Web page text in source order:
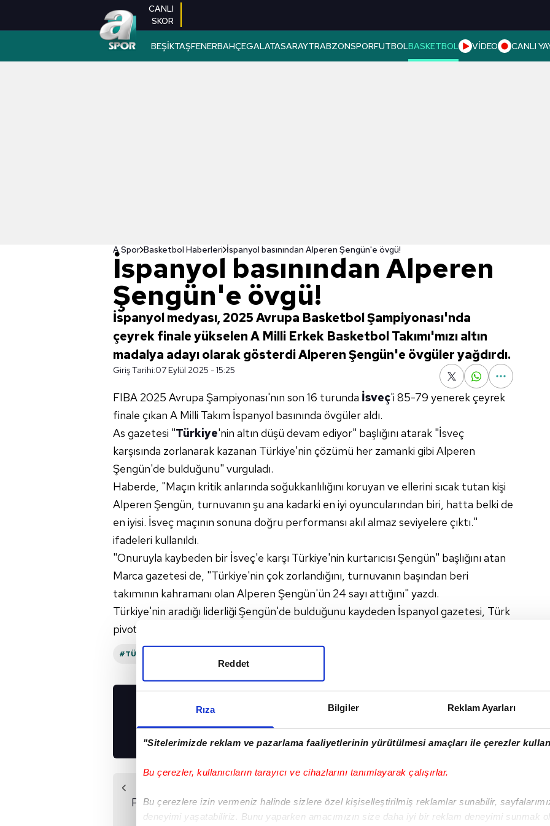
Rıza Bilgiler Reklam Ayarları
"Sitelerimizde reklam ve pazarlama faaliyetlerinin yürütülmesi amaçları ile çerezler
Bu çerezler, kullanıcıların tarayıcı ve cihazlarını tanımlayarak çalışırlar.
Bu çerezlere izin vermeniz halinde sizlere özel kişiselleştirilmiş reklamlar sunabilir,
deneyimi yaşatabiliriz. Bunu yaparken amacımızın size daha iyi bir reklam deneyimi sunmak
Reddet
CANLI
SKOR
BEŞİKTAŞFENERBAHÇEGALATASARAYTRABZONSPORFUTBOLBASKETBOL VİDEO CANLI
A Spor Basketbol Haberleri İspanyol basınından Alperen Şengün'e övgü!
İspanyol basınından Alperen
Şengün'e övgü!
İspanyol medyası, 2025 Avrupa Basketbol Şampiyonası'nda
çeyrek finale yükselen A Milli Erkek Basketbol Takımı'mızı altın
madalya adayı olarak gösterdi Alperen Şengün'e övgüler yağdırdı.
Giriş Tarihi:07 Eylül 2025 - 15:25
FIBA 2025 Avrupa Şampiyonası'nın son 16 turunda İsveç'i 85-79 yenerek çeyrek
finale çıkan A Milli Takım İspanyol basınında övgüler aldı.
As gazetesi "Türkiye'nin altın düşü devam ediyor" başlığını atarak "İsveç
karşısında zorlanarak kazanan Türkiye'nin çözümü her zamanki gibi Alperen
Şengün'de bulduğunu" vurguladı.
Haberde, "Maçın kritik anlarında soğukkanlılığını koruyan ve ellerini sıcak tutan kişi
Alperen Şengün, turnuvanın şu ana kadarki en iyi oyuncularından biri, hatta belki de
en iyisi. İsveç maçının sonuna doğru performansı akıl almaz seviyelere çıktı."
ifadeleri kullanıldı.
"Onuruyla kaybeden bir İsveç'e karşı Türkiye'nin kurtarıcısı Şengün" başlığını atan
Marca gazetesi de, "Türkiye'nin çok zorlandığını, turnuvanın başından beri
takımının kahramanı olan Alperen Şengün'ün 24 sayı attığını" yazdı.
Türkiye'nin aradığı liderliği Şengün'de bulduğunu kaydeden İspanyol gazetesi, Türk
pivotun takımını sırtlayan performans ortaya koyduğunu belirtti.
#TÜRKIYE
UYGULAMALARIMIZI
İNDİRİN!
Ponitka'dan Türkiye
maçı sözleri!
12 Dev Adam'ın
çeyrek finaldeki rakibi